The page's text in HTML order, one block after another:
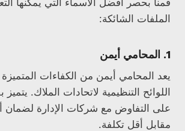
قمنا بحصر أفضل الأسماء التي يمكنها
الملفات الشائكة:
1. المحامي أيمن
يعد المحامي أيمن من الكفاءات
اللوائح التنظيمية لاتحادات الملاك. يتميز
على التفاوض مع شركات الإدارة
مقابل أقل تكلفة.